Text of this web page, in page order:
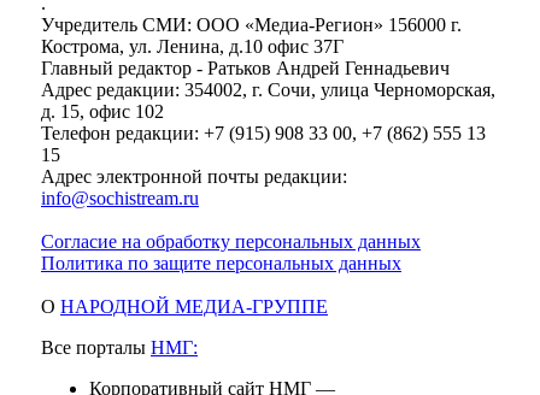
Учредитель СМИ: ООО «Медиа-Регион» 156000 г.
Кострома, ул. Ленина, д.10 офис 37Г
Главный редактор - Ратьков Андрей Геннадьевич
Адрес редакции: 354002, г. Сочи, улица Черноморская,
д. 15, офис 102
Телефон редакции: +7 (915) 908 33 00, +7 (862) 555 13
15
Адрес электронной почты редакции:
info@sochistream.ru
Согласие на обработку персональных данных
Политика по защите персональных данных
О НАРОДНОЙ МЕДИА-ГРУППЕ
Все порталы НМГ:
Корпоративный сайт НМГ —